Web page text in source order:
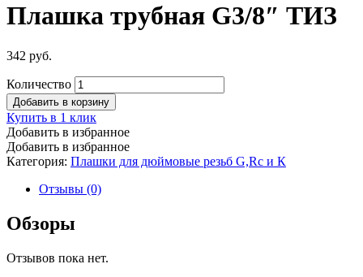
Плашка трубная G3/8″ ТИЗ
342 руб.
Количество
Добавить в корзину
Купить в 1 клик
Добавить в избранное
Добавить в избранное
Категория: Плашки для дюймовые резьб G,Rc и К
Отзывы (0)
Обзоры
Отзывов пока нет.